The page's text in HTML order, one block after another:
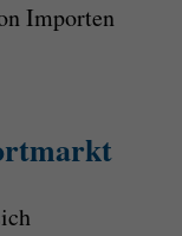
Importen